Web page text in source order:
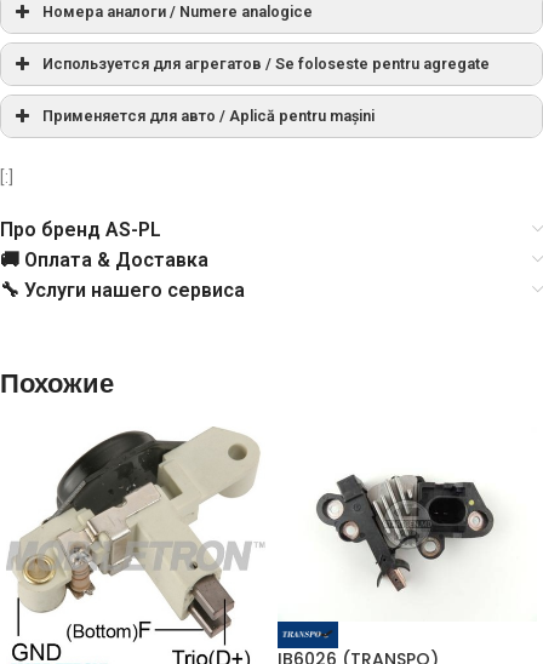
Номера аналоги / Numere analogice
AS ARE6099
Cargo 330289
Mobiletron
Transpo
Используется для агрегатов / Se foloseste pentru agregate
Применяется для авто / Aplică pentru mașini
[:]
Про бренд AS-PL
🚚 Оплата & Доставка
🔧 Услуги нашего сервиса
Похожие